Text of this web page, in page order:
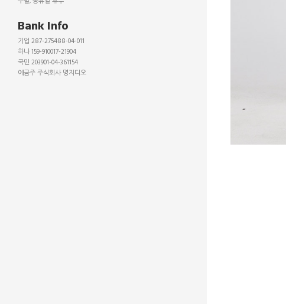
Bank Info
기업 287-275488-04-011
하나 159-910017-21904
국민 203901-04-361154
예금주 주식회사 명지디오